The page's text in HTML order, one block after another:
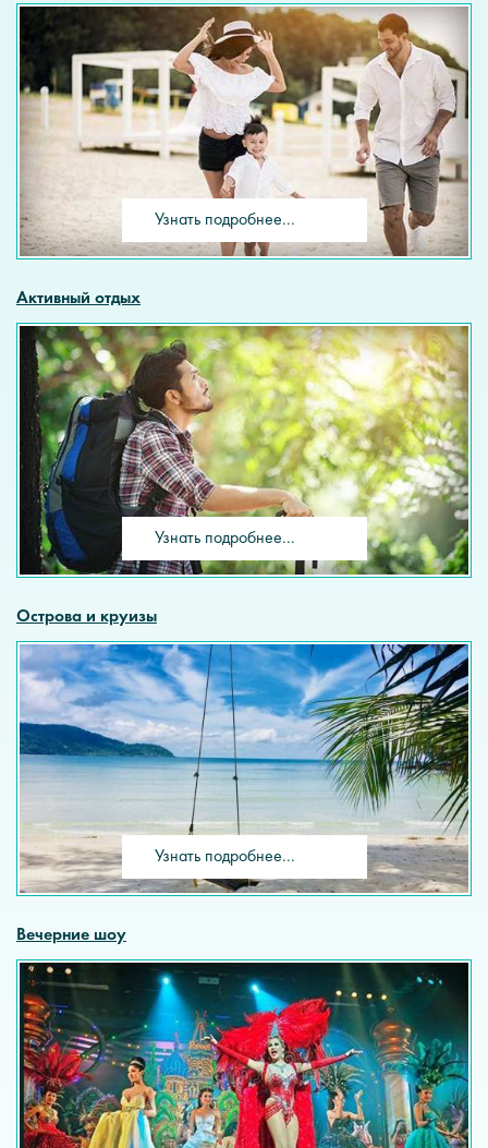
Узнать подробнее...
Активный отдых
Узнать подробнее...
Острова и круизы
Узнать подробнее...
Вечерние шоу